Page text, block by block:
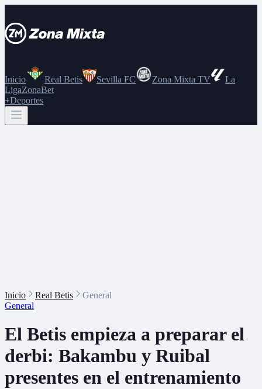
Inicio Real Betis Sevilla FC Zona Mixta TV
La
LigaZonaBet
+Deportes
Inicio Real Betis
General
General
El Betis empieza a preparar el
derbi: Bakambu y Ruibal
presentes en el entrenamiento